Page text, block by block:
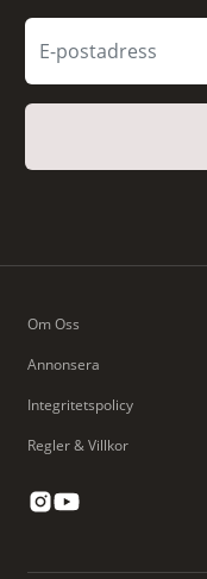
Om Oss
Annonsera
Integritetspolicy
Regler & Villkor